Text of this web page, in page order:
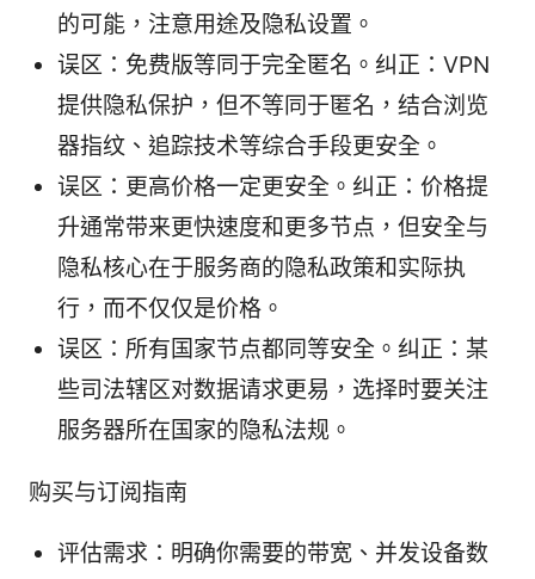
的可能，注意用途及隐私设置。
误区：免费版等同于完全匿名。纠正：VPN
提供隐私保护，但不等同于匿名，结合浏览
器指纹、追踪技术等综合手段更安全。
误区：更高价格一定更安全。纠正：价格提
升通常带来更快速度和更多节点，但安全与
隐私核心在于服务商的隐私政策和实际执
行，而不仅仅是价格。
误区：所有国家节点都同等安全。纠正：某
些司法辖区对数据请求更易，选择时要关注
服务器所在国家的隐私法规。
购买与订阅指南
评估需求：明确你需要的带宽、并发设备数